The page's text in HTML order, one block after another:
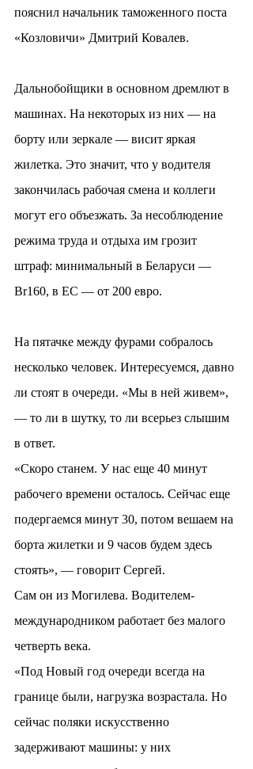
пояснил начальник таможенного поста
«Козловичи» Дмитрий Ковалев.
Дальнобойщики в основном дремлют в
машинах. На некоторых из них — на
борту или зеркале — висит яркая
жилетка. Это значит, что у водителя
закончилась рабочая смена и коллеги
могут его объезжать. За несоблюдение
режима труда и отдыха им грозит
штраф: минимальный в Беларуси —
Br160, в ЕС — от 200 евро.
На пятачке между фурами собралось
несколько человек. Интересуемся, давно
ли стоят в очереди. «Мы в ней живем»,
— то ли в шутку, то ли всерьез слышим
в ответ.
«Скоро станем. У нас еще 40 минут
рабочего времени осталось. Сейчас еще
подергаемся минут 30, потом вешаем на
борта жилетки и 9 часов будем здесь
стоять», — говорит Сергей.
Сам он из Могилева. Водителем-
международником работает без малого
четверть века.
«Под Новый год очереди всегда на
границе были, нагрузка возрастала. Но
сейчас поляки искусственно
задерживают машины: у них